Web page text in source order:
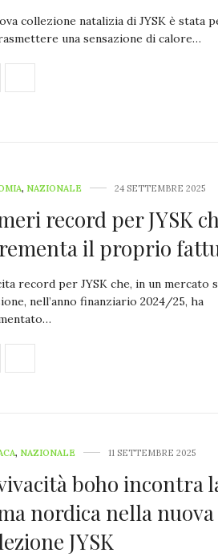
collezione natalizia di JYSK è stata
una sensazione di calore…
, NAZIONALE 24 SETTEMBRE 2025
record per JYSK
il proprio
record per JYSK che, in un mercato
nell’anno finanziario 2024/25, ha
, NAZIONALE 11 SETTEMBRE 2025
boho incontra
nordica nella nuova
JYSK